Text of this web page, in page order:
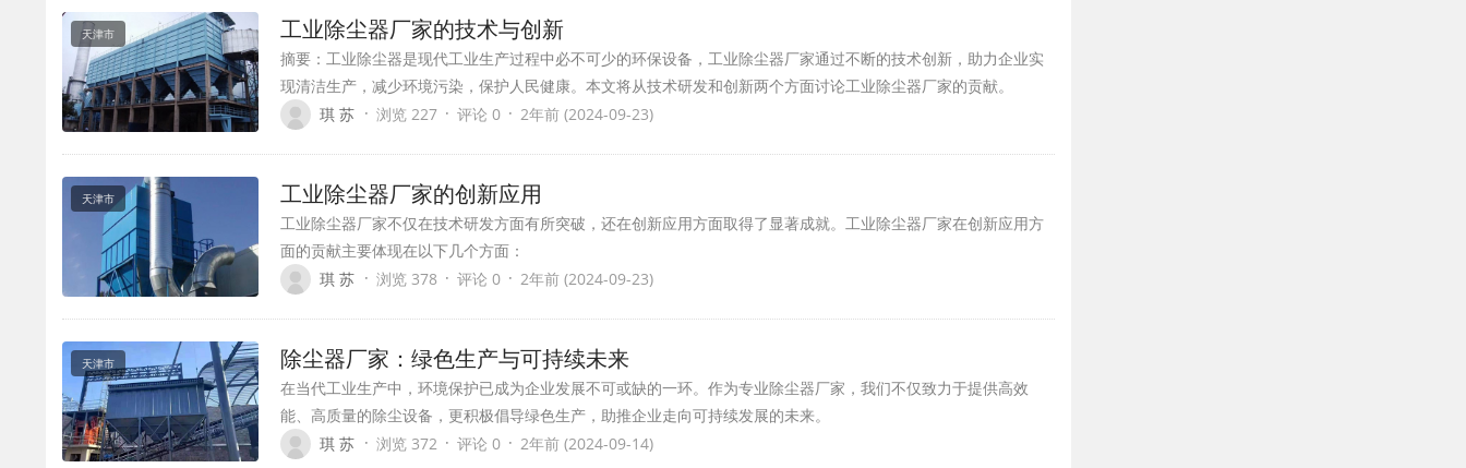
天津市 工业除尘器厂家的技术与创新
摘要：工业除尘器是现代工业生产过程中必不可少的环保设备，工业除尘器厂家通过不断的技术创新，助力企业实
现清洁生产，减少环境污染，保护人民健康。本文将从技术研发和创新两个方面讨论工业除尘器厂家的贡献。
琪 苏 · 浏览 227 · 评论 0 · 2年前 (2024-09-23)
天津市 工业除尘器厂家的创新应用
工业除尘器厂家不仅在技术研发方面有所突破，还在创新应用方面取得了显著成就。工业除尘器厂家在创新应用方
面的贡献主要体现在以下几个方面：
琪 苏 · 浏览 378 · 评论 0 · 2年前 (2024-09-23)
天津市 除尘器厂家：绿色生产与可持续未来
在当代工业生产中，环境保护已成为企业发展不可或缺的一环。作为专业除尘器厂家，我们不仅致力于提供高效
能、高质量的除尘设备，更积极倡导绿色生产，助推企业走向可持续发展的未来。
琪 苏 · 浏览 372 · 评论 0 · 2年前 (2024-09-14)